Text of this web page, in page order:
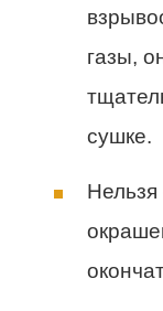
газы,
сушке.
Нельзя